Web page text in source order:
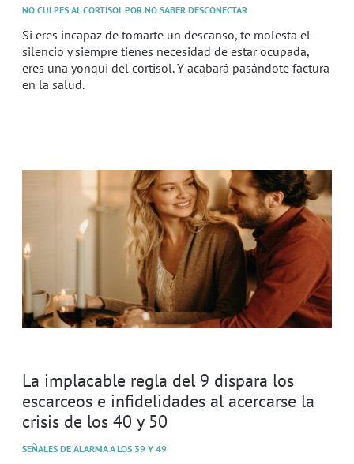
NO CULPES AL CORTISOL POR NO SABER DESCONECTAR
Si eres incapaz de tomarte un descanso, te molesta el
silencio y siempre tienes necesidad de estar ocupada,
eres una yonqui del cortisol. Y acabará pasándote factura
en la salud.
La implacable regla del 9 dispara los
escarceos e infidelidades al acercarse la
crisis de los 40 y 50
SEÑALES DE ALARMA A LOS 39 Y 49